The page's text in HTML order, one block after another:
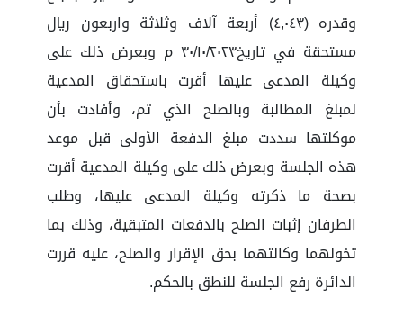
وقدره (٤,٠٤٣) أربعة آلاف وثلاثة واربعون ريال
مستحقة في تاريخ٣٠/١٠/٢٠٢٣ م وبعرض ذلك على
وكيلة المدعى عليها أقرت باستحقاق المدعية
لمبلغ المطالبة وبالصلح الذي تم، وأفادت بأن
موكلتها سددت مبلغ الدفعة الأولى قبل موعد
هذه الجلسة وبعرض ذلك على وكيلة المدعية أقرت
بصحة ما ذكرته وكيلة المدعى عليها، وطلب
الطرفان إثبات الصلح بالدفعات المتبقية، وذلك بما
تخولهما وكالتهما بحق الإقرار والصلح، عليه قررت
الدائرة رفع الجلسة للنطق بالحكم.